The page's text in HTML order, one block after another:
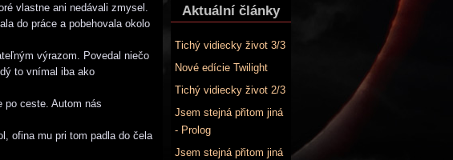
vlastne ani nedávali zmysel.
do práce a pobehovala okolo
výrazom. Povedal niečo
to vnímal iba ako
po ceste. Autom nás
ofina mu pri tom padla do čela
Aktuální články
Tichý vidiecky život 3/3
Nové edície Twilight
Tichý vidiecky život 2/3
Jsem stejná přitom jiná
- Prolog
Jsem stejná přitom jiná